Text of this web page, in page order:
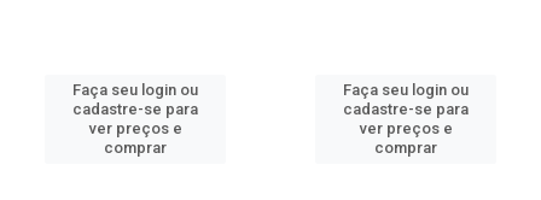
Faça seu login ou
cadastre-se para
ver preços e
comprar
Faça seu login ou
cadastre-se para
ver preços e
comprar